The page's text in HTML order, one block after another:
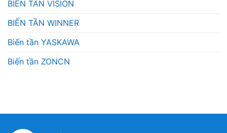
BIẾN TẦN VISION
BIẾN TẦN WINNER
Biến tần YASKAWA
Biến tần ZONCN